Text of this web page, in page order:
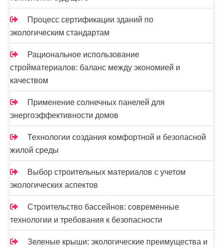
м
Процесс сертификации зданий по
экологическим стандартам
Рациональное использование
стройматериалов: баланс между экономией и
качеством
Применение солнечных панелей для
энергоэффективности домов
Технологии создания комфортной и безопасной
жилой среды
Выбор строительных материалов с учетом
экологических аспектов
Строительство бассейнов: современные
технологии и требования к безопасности
Зеленые крыши: экологические преимущества и